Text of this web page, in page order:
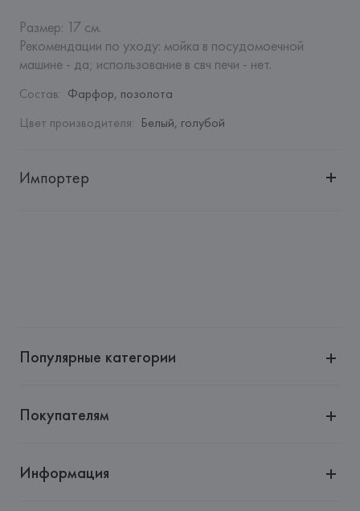
Размер: 17 см.
Рекомендации по уходу: мойка в посудомоечной
машине - да; использование в свч печи - нет.
Состав: Фарфор, позолота
Цвет производителя: Белый, голубой
Импортер
Страна происхождения товара:
Популярные категории
Покупателям
Информация